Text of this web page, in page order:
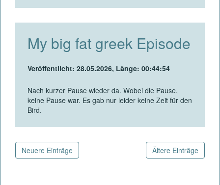
My big fat greek Episode
Veröffentlicht: 28.05.2026, Länge: 00:44:54
Nach kurzer Pause wieder da. Wobei die Pause,
keine Pause war. Es gab nur leider keine Zeit für den
Bird.
Neuere Einträge Ältere Einträge